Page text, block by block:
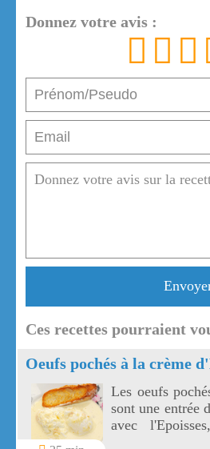
Donnez votre avis :
Ces recettes pourraient
Oeufs pochés à la crème
Les oeufs
sont une entrée
avec
fromages